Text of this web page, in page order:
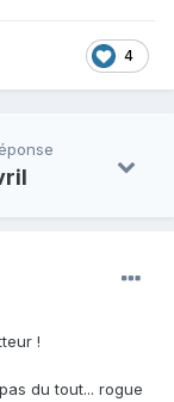
4
!
du tout... rogue